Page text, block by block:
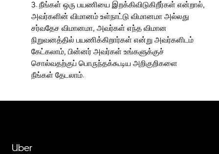
3. நீங்கள் ஒரு பயணியை இறக்கிவிடுகிறீர்கள் என்றால்,
அவர்களின் விமானம் உள்நாட்டு விமானமா அல்லது
சர்வதேச விமானமா, அவர்கள் எந்த விமான
நிறுவனத்தில் பயணிக்கிறார்கள் என்று அவர்களிடம்
கேட்கலாம், பின்னர் அவர்கள் உங்களுக்குச்
சொல்வதற்குப் பொருந்தக்கூடிய அறிகுறிகளை
நீங்கள் தேடலாம்.
Uber